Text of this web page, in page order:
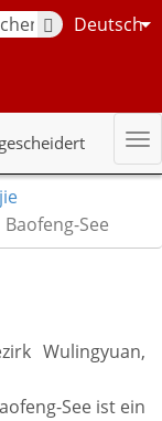
Deutsch
Baofeng-See
Wulingyuan,
See ist ein